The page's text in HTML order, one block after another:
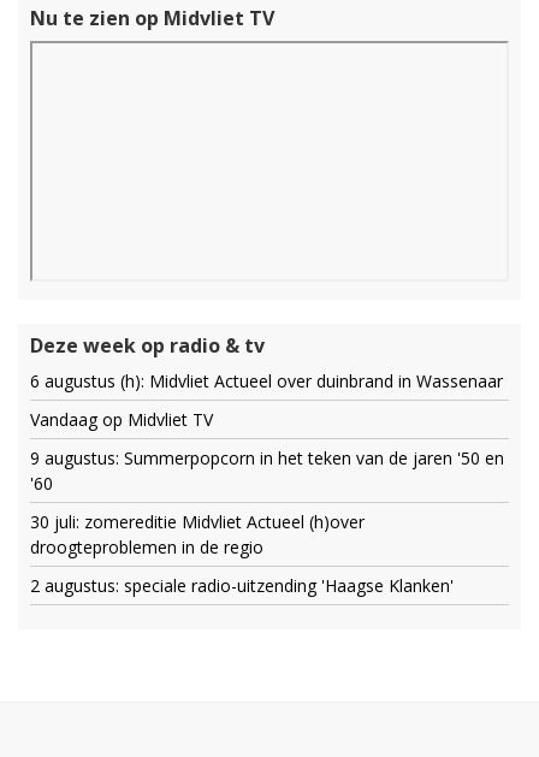
Nu te zien op Midvliet TV
Deze week op radio & tv
6 augustus (h): Midvliet Actueel over duinbrand in Wassenaar
Vandaag op Midvliet TV
9 augustus: Summerpopcorn in het teken van de jaren '50 en
'60
30 juli: zomereditie Midvliet Actueel (h)over
droogteproblemen in de regio
2 augustus: speciale radio-uitzending 'Haagse Klanken'